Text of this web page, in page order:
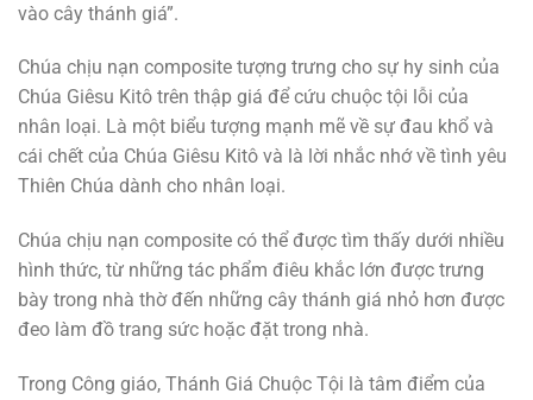
vào cây thánh giá”.
Chúa chịu nạn composite tượng trưng cho sự hy sinh của
Chúa Giêsu Kitô trên thập giá để cứu chuộc tội lỗi của
nhân loại. Là một biểu tượng mạnh mẽ về sự đau khổ và
cái chết của Chúa Giêsu Kitô và là lời nhắc nhớ về tình yêu
Thiên Chúa dành cho nhân loại.
Chúa chịu nạn composite có thể được tìm thấy dưới nhiều
hình thức, từ những tác phẩm điêu khắc lớn được trưng
bày trong nhà thờ đến những cây thánh giá nhỏ hơn được
đeo làm đồ trang sức hoặc đặt trong nhà.
Trong Công giáo, Thánh Giá Chuộc Tội là tâm điểm của